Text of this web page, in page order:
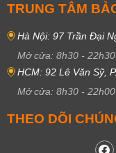
TRUNG TÂM
Hà Nội: 97 Trần Đại
Mở cửa: 8h30 - 22h30
HCM: 92 Lê Văn Sỹ,
Mở cửa: 8h30 - 22h00
THEO DÕI